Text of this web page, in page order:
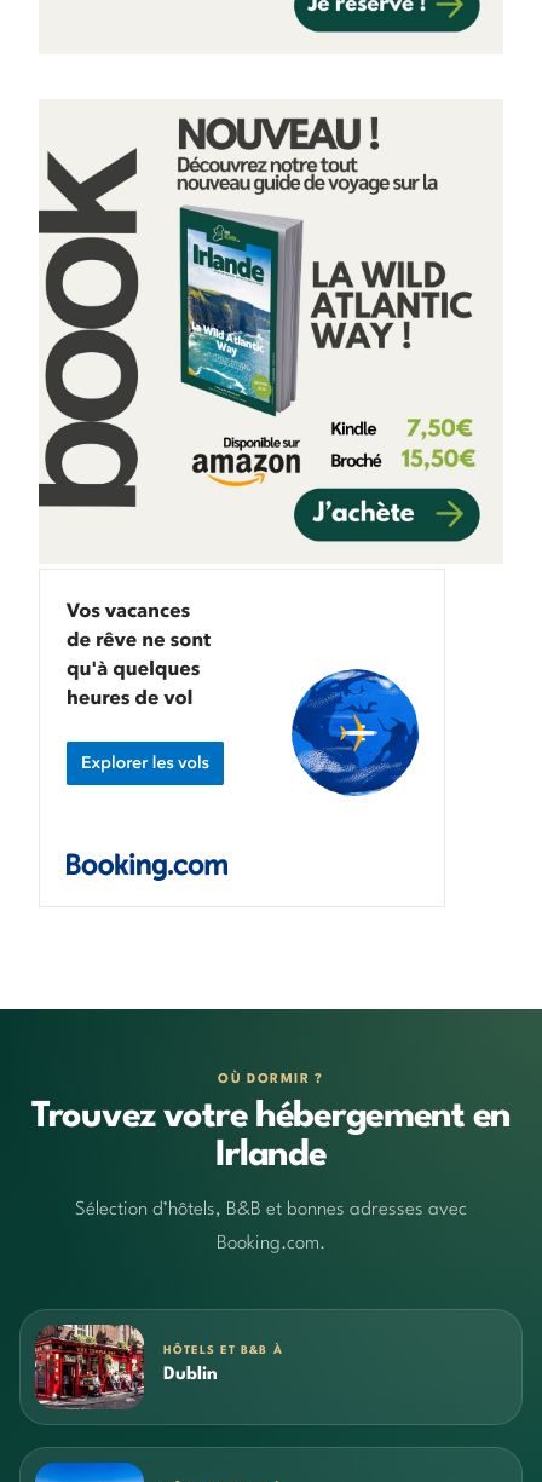
OÙ DORMIR ?
Trouvez votre hébergement en
Irlande
Sélection d’hôtels, B&B et bonnes adresses avec
Booking.com.
HÔTELS ET B&B À
Dublin